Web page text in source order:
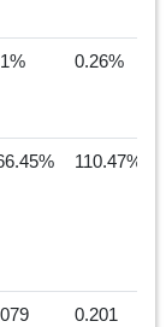
0.26%
110.47%
0.201